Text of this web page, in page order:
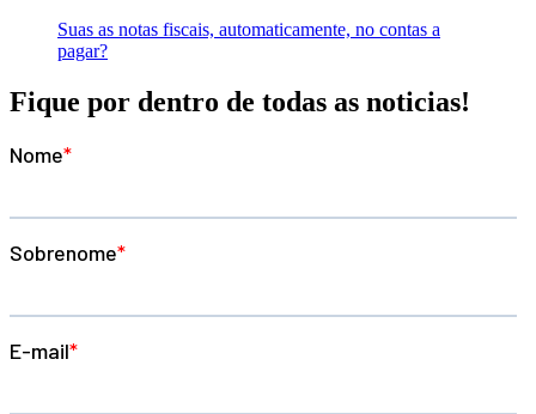
Suas as notas fiscais, automaticamente, no contas a
pagar?
Fique por dentro de todas as noticias!